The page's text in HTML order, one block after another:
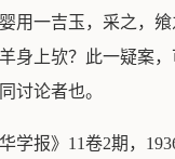
用一吉玉，采之，飨
身上欤？此一疑案
讨论者也。
学报》11卷2期，